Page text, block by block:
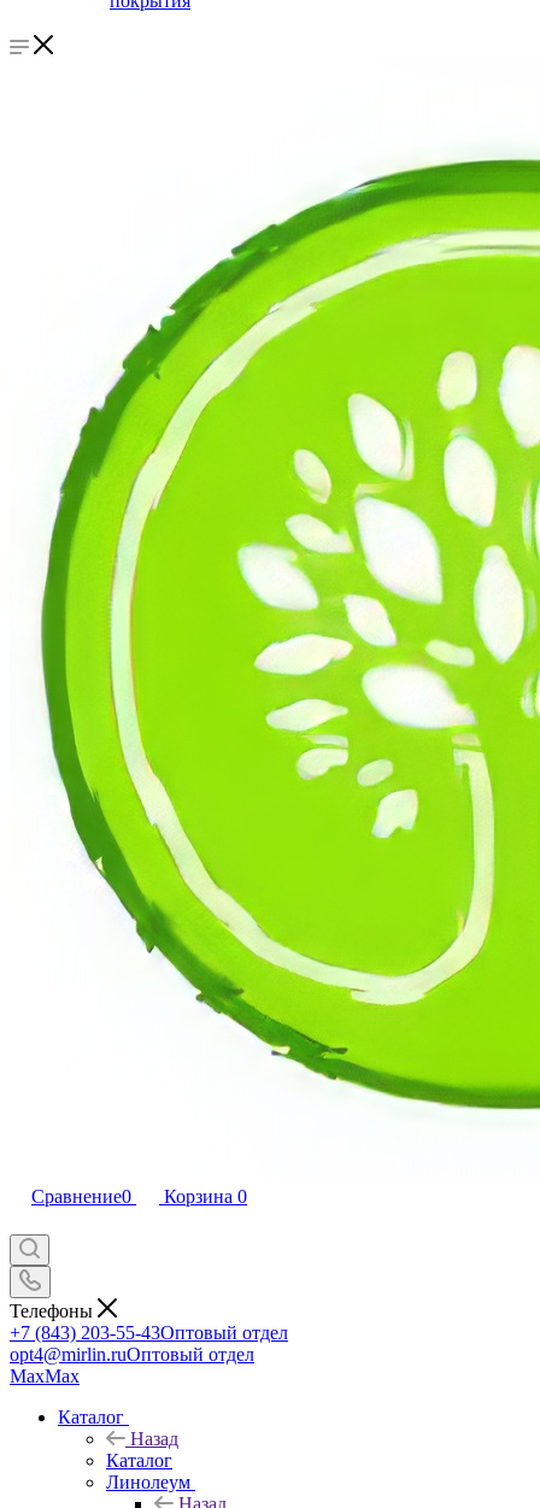
Сравнение0 Корзина 0
Телефоны
+7 (843) 203-55-43Оптовый отдел
opt4@mirlin.ruОптовый отдел
MaxMax
Каталог
Назад
Каталог
Линолеум
Назад